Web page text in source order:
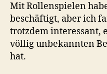
Mit Rollenspielen
beschäftigt, aber ich
trotzdem interessant,
völlig unbekannten
hat.